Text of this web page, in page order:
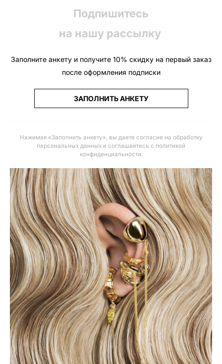
Подпишитесь
на нашу рассылку
Заполните анкету и получите 10% скидку на первый заказ
после оформления подписки
ЗАПОЛНИТЬ АНКЕТУ
Нажимая «Заполнить анкету», вы даете согласие на обработку
персональных данных и соглашаетесь с политикой
конфиденциальности.